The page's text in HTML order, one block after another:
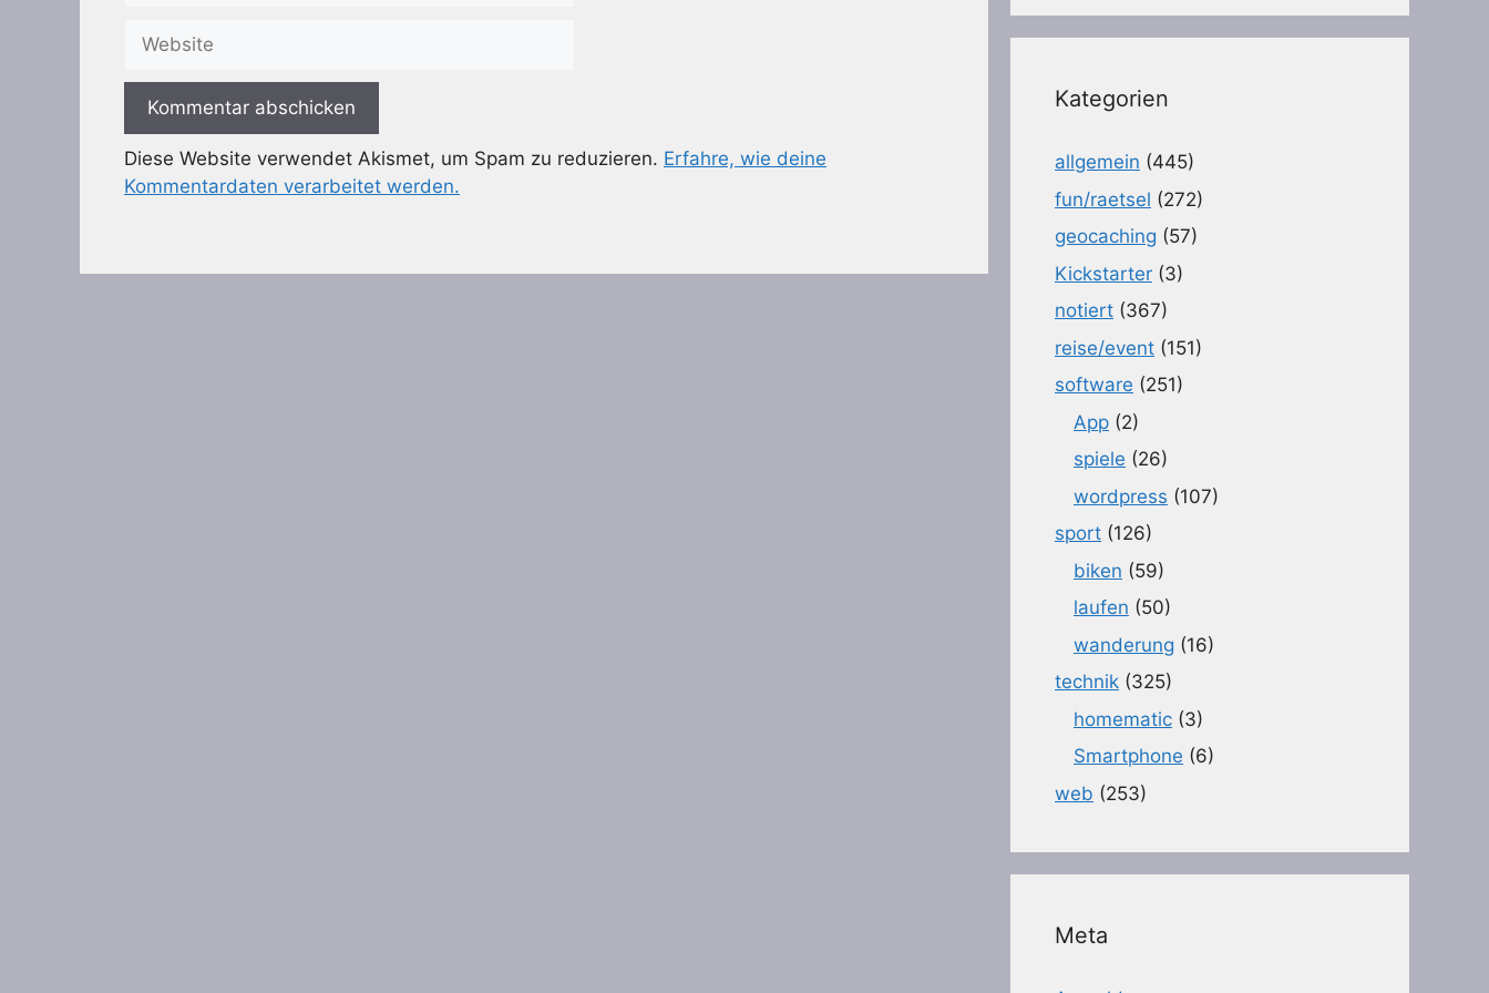
Website
Diese Website verwendet Akismet, um Spam zu reduzieren. Erfahre, wie deine
Kommentardaten verarbeitet werden.
Kategorien
allgemein (445)
fun/raetsel (272)
geocaching (57)
Kickstarter (3)
notiert (367)
reise/event (151)
software (251)
App (2)
spiele (26)
wordpress (107)
sport (126)
biken (59)
laufen (50)
wanderung (16)
technik (325)
homematic (3)
Smartphone (6)
web (253)
Meta